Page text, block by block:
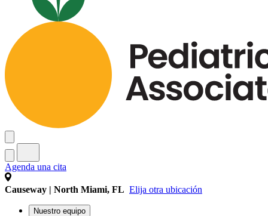
Agenda una cita
Causeway | North Miami, FL Elija otra ubicación
Nuestro equipo